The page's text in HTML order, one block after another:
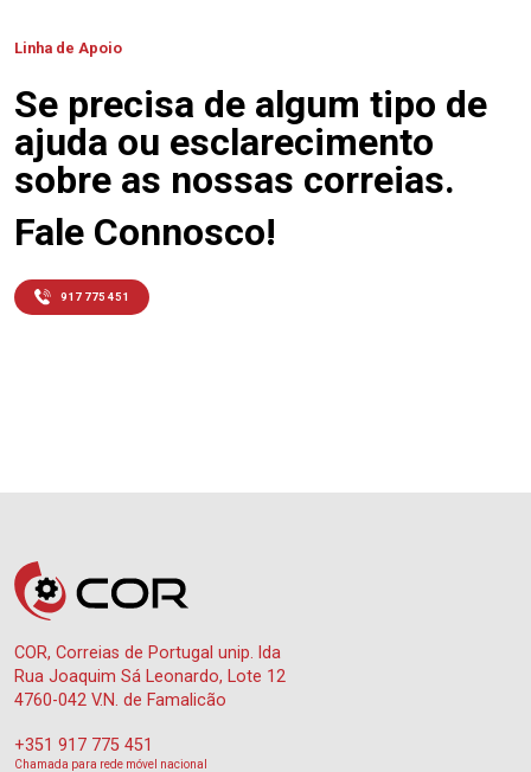
Linha de Apoio
Se precisa de algum tipo de
ajuda ou esclarecimento
sobre as nossas correias.
Fale Connosco!
917 775 451
COR, Correias de Portugal unip. lda
Rua Joaquim Sá Leonardo, Lote 12
4760-042 V.N. de Famalicão
+351 917 775 451
Chamada para rede móvel nacional